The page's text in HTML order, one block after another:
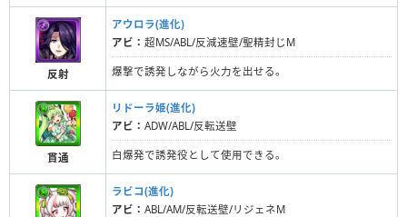
反射
アウロラ(進化)
アビ： 超MS/ABL/反減速壁/聖精封じM
爆撃で誘発しながら火力を出せる。
貫通
リドーラ姫(進化)
アビ： ADW/ABL/反転送壁
白爆発で誘発役として使用できる。
ラビコ(進化)
アビ： ABL/AM/反転送壁/リジェネM